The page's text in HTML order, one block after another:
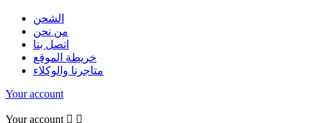
الشحن
من نحن
اتصل بنا
خريطة الموقع
متاجرنا والوكلاء
Your account
Your account  